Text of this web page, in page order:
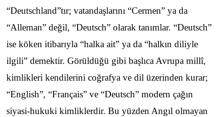
“Deutschland”tır; vatandaşlarını “Cermen” ya da
“Alleman” değil, “Deutsch” olarak tanımlar. “Deutsch”
ise köken itibarıyla “halka ait” ya da “halkın diliyle
ilgili” demektir. Görüldüğü gibi başlıca Avrupa millî,
kimlikleri kendilerini coğrafya ve dil üzerinden kurar;
“English”, “Français” ve “Deutsch” modern çağın
siyasi-hukuki kimliklerdir. Bu yüzden Angıl olmayan